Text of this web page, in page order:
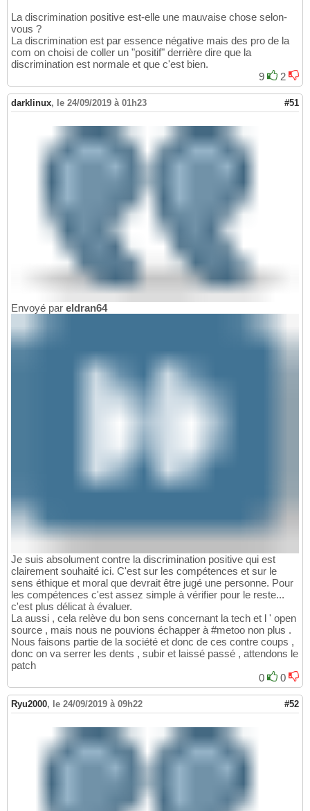
La discrimination positive est-elle une mauvaise chose selon-
vous ?
La discrimination est par essence négative mais des pro de la
com on choisi de coller un "positif" derrière dire que la
discrimination est normale et que c'est bien.
9
2
darklinux, le 24/09/2019 à 01h23 #51
Envoyé par eldran64
Je suis absolument contre la discrimination positive qui est
clairement souhaité ici. C'est sur les compétences et sur le
sens éthique et moral que devrait être jugé une personne. Pour
les compétences c'est assez simple à vérifier pour le reste...
c'est plus délicat à évaluer.
La aussi , cela relève du bon sens concernant la tech et l ' open
source , mais nous ne pouvions échapper à #metoo non plus .
Nous faisons partie de la société et donc de ces contre coups ,
donc on va serrer les dents , subir et laissé passé , attendons le
patch
0
0
Ryu2000, le 24/09/2019 à 09h22 #52